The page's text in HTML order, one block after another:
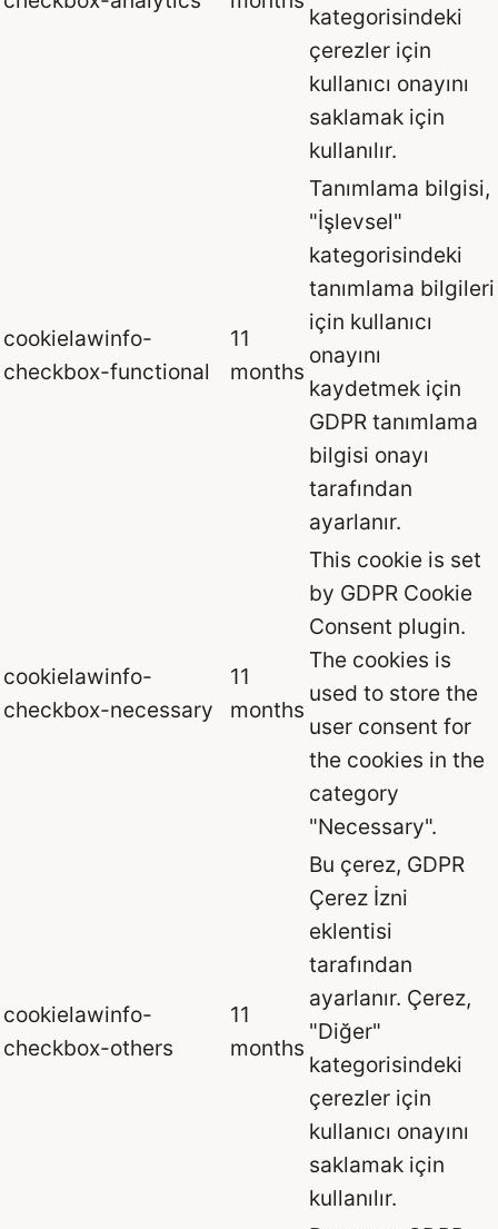
kategorisindeki
çerezler için
kullanıcı onayını
saklamak için
kullanılır.
cookielawinfo-
checkbox-functional
11
months
Tanımlama bilgisi,
"İşlevsel"
kategorisindeki
tanımlama bilgileri
için kullanıcı
onayını
kaydetmek için
GDPR tanımlama
bilgisi onayı
tarafından
ayarlanır.
cookielawinfo-
checkbox-necessary
11
months
This cookie is set
by GDPR Cookie
Consent plugin.
The cookies is
used to store the
user consent for
the cookies in the
category
"Necessary".
cookielawinfo-
checkbox-others
11
months
Bu çerez, GDPR
Çerez İzni
eklentisi
tarafından
ayarlanır. Çerez,
"Diğer"
kategorisindeki
çerezler için
kullanıcı onayını
saklamak için
kullanılır.